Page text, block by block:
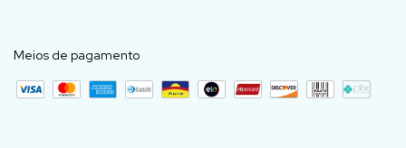
Meios de pagamento